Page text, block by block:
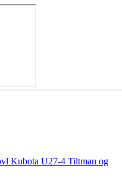
Kubota U27-4 Tiltman og